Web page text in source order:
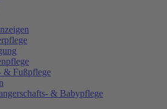
& Fußpflege
& Babypflege